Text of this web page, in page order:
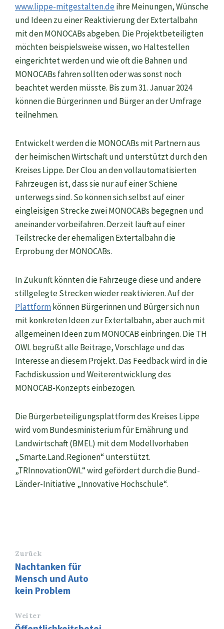
www.lippe-mitgestalten.de ihre Meinungen, Wünsche
und Ideen zu einer Reaktivierung der Extertalbahn
mit den MONOCABs abgeben. Die Projektbeteiligten
möchten beispielsweise wissen, wo Haltestellen
eingerichtet werden und wie oft die Bahnen und
MONOCABs fahren sollten oder was sonst noch
beachtet werden müsste. Bis zum 31. Januar 2024
können die Bürgerinnen und Bürger an der Umfrage
teilnehmen.
Entwickelt werden die MONOCABs mit Partnern aus
der heimischen Wirtschaft und unterstützt durch den
Kreises Lippe. Der Clou an den vollautomatisierten
Fahrzeugen ist, dass sie nur auf einer Schiene
unterwegs sind. So können sich selbst auf einer
eingleisigen Strecke zwei MONOCABs begegnen und
aneinander vorbeifahren. Derzeit läuft auf einer
Teilstrecke der ehemaligen Extertalbahn die
Erprobung der MONOCABs.
In Zukunft könnten die Fahrzeuge diese und andere
stillgelegte Strecken wieder reaktivieren. Auf der
Plattformkönnen Bürgerinnen und Bürger sich nun
mit konkreten Ideen zur Extertalbahn, aber auch mit
allgemeinen Ideen zum MONOCAB einbringen. Die TH
OWL begrüßt alle Beiträge, Vorschläge und das
Interesse an diesem Projekt. Das Feedback wird in die
Fachdiskussion und Weiterentwicklung des
MONOCAB-Konzepts einbezogen.
Die Bürgerbeteiligungsplattform des Kreises Lippe
wird vom Bundesministerium für Ernährung und
Landwirtschaft (BMEL) mit dem Modellvorhaben
„Smarte.Land.Regionen“ unterstützt.
„TRInnovationOWL“ wird gefördert durch die Bund-
Länder-Initiative „Innovative Hochschule“.
Zurück
Nachtanken für
Mensch und Auto
kein Problem
Weiter